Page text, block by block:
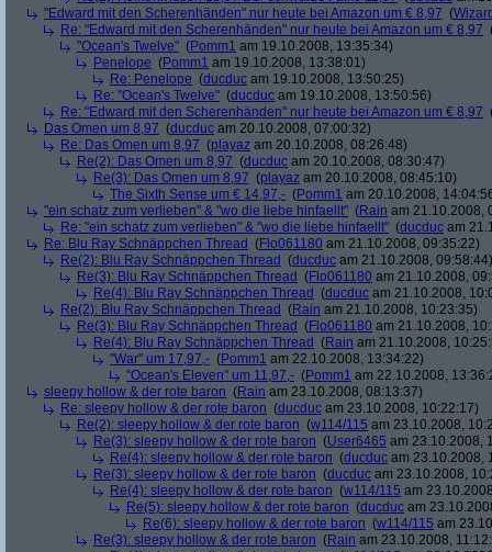
"Edward mit den Scherenhänden" nur heute bei Amazon um € 8,97 (
Re: "Edward mit den Scherenhänden" nur heute bei Amazon um € 8,97
"Ocean's Twelve" (Pomm1 am 19.10.2008, 13:35:34)
Penelope (Pomm1 am 19.10.2008, 13:38:01)
Re: Penelope (ducduc am 19.10.2008, 13:50:25)
Re: "Ocean's Twelve" (ducduc am 19.10.2008, 13:50:56)
Re: "Edward mit den Scherenhänden" nur heute bei Amazon um € 8,97
Das Omen um 8,97 (ducduc am 20.10.2008, 07:00:32)
Re: Das Omen um 8,97 (playaz am 20.10.2008, 08:26:48)
Re(2): Das Omen um 8,97 (ducduc am 20.10.2008, 08:30:47)
Re(3): Das Omen um 8,97 (playaz am 20.10.2008, 08:45:10)
The Sixth Sense um € 14,97,- (Pomm1 am 20.10.2008,
"ein schatz zum verlieben" & "wo die liebe hinfaellt" (Rain am 21.10.2008,
Re: "ein schatz zum verlieben" & "wo die liebe hinfaellt" (ducduc am
Re: Blu Ray Schnäppchen Thread (Flo061180 am 21.10.2008, 09:35:22)
Re(2): Blu Ray Schnäppchen Thread (ducduc am 21.10.2008, 09:58:44)
Re(3): Blu Ray Schnäppchen Thread (Flo061180 am 21.10.2008,
Re(4): Blu Ray Schnäppchen Thread (ducduc am 21.10.2008,
Re(2): Blu Ray Schnäppchen Thread (Rain am 21.10.2008, 10:23:35)
Re(3): Blu Ray Schnäppchen Thread (Flo061180 am 21.10.2008,
Re(4): Blu Ray Schnäppchen Thread (Rain am 21.10.2008,
"War" um 17,97,- (Pomm1 am 22.10.2008, 13:34:22)
"Ocean's Eleven" um 11,97,- (Pomm1 am 22.10.2008,
sleepy hollow & der rote baron (Rain am 23.10.2008, 08:13:37)
Re: sleepy hollow & der rote baron (ducduc am 23.10.2008, 10:22:17)
Re(2): sleepy hollow & der rote baron (w114/115 am 23.10.2008,
Re(3): sleepy hollow & der rote baron (User6465 am 23.10.2008,
Re(4): sleepy hollow & der rote baron (ducduc am 23.10.2008,
Re(3): sleepy hollow & der rote baron (ducduc am 23.10.2008,
Re(4): sleepy hollow & der rote baron (w114/115 am
Re(5): sleepy hollow & der rote baron (ducduc am
Re(6): sleepy hollow & der rote baron (w114/115 am
Re(3): sleepy hollow & der rote baron (Rain am 23.10.2008,